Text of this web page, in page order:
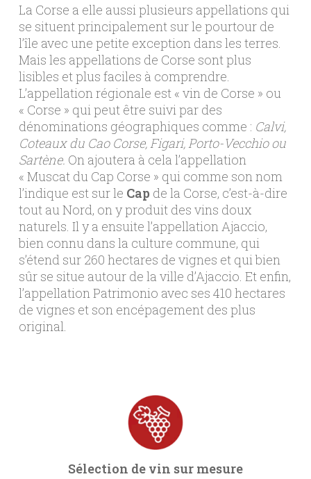
La Corse a elle aussi plusieurs appellations qui
se situent principalement sur le pourtour de
l’île avec une petite exception dans les terres.
Mais les appellations de Corse sont plus
lisibles et plus faciles à comprendre.
L’appellation régionale est « vin de Corse » ou
« Corse » qui peut être suivi par des
dénominations géographiques comme : Calvi,
Coteaux du Cao Corse, Figari, Porto-Vecchio ou
Sartène. On ajoutera à cela l’appellation
« Muscat du Cap Corse » qui comme son nom
l’indique est sur le Cap de la Corse, c’est-à-dire
tout au Nord, on y produit des vins doux
naturels. Il y a ensuite l’appellation Ajaccio,
bien connu dans la culture commune, qui
s’étend sur 260 hectares de vignes et qui bien
sûr se situe autour de la ville d’Ajaccio. Et enfin,
l’appellation Patrimonio avec ses 410 hectares
de vignes et son encépagement des plus
original.
Sélection de vin sur mesure